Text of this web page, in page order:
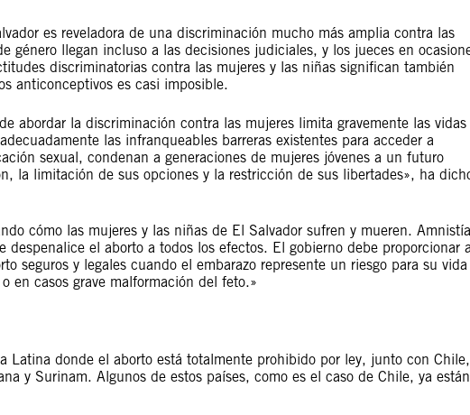
es reveladora de una discriminación mucho más amplia contra las
género llegan incluso a las decisiones judiciales, y los jueces en
discriminatorias contra las mujeres y las niñas significan también
anticonceptivos es casi imposible.
abordar la discriminación contra las mujeres limita gravemente las vidas
las infranqueables barreras existentes para acceder a
sexual, condenan a generaciones de mujeres jóvenes a un futuro
la limitación de sus opciones y la restricción de sus libertades», ha
cómo las mujeres y las niñas de El Salvador sufren y mueren. Amnistía
el aborto a todos los efectos. El gobierno debe proporcionar
seguros y legales cuando el embarazo represente un riesgo para su
en casos grave malformación del feto.»
Latina donde el aborto está totalmente prohibido por ley, junto con Chile,
y Surinam. Algunos de estos países, como es el caso de Chile, ya están